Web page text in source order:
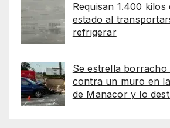
Requisan 1.400
estado al
refrigerar
Se estrella
contra un muro en
de Manacor y lo